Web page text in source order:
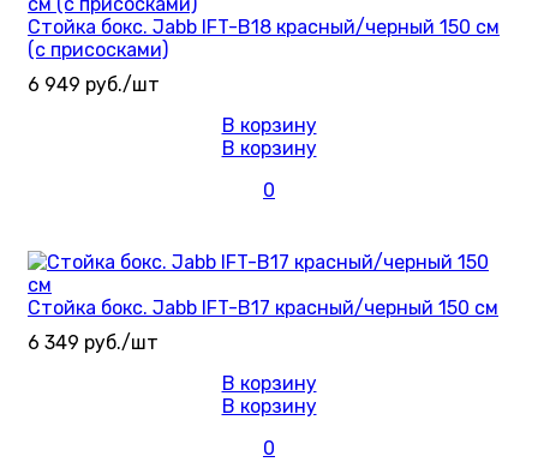
Стойка бокс. Jabb IFT-B18 красный/черный 150 см
(с присосками)
6 949 руб./шт
В корзину
В корзину
0
Стойка бокс. Jabb IFT-B17 красный/черный 150 см
6 349 руб./шт
В корзину
В корзину
0